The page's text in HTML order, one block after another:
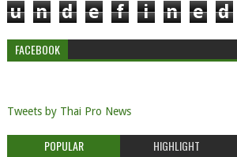
u n d e f i n e d
FACEBOOK
Tweets by Thai Pro News
POPULAR HIGHLIGHT